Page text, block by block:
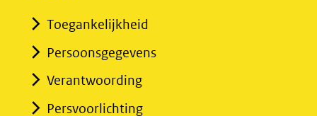
naar
Toegankelijkheid
Persoonsgegevens
Verantwoording
Persvoorlichting